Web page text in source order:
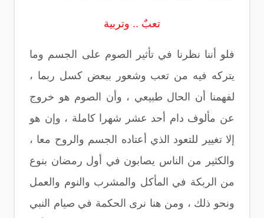
تعبٌ .. وتربية
فلو أننا نظرنا في تأثير الصوم على الجسم وما
يتركه فيه من تعب وشعور ببعض كسل ربما ،
لفهمنا أن الحال طبيعي ، وأن الصوم هو خروج
عن مألوف دام أحد عشر شهرا كاملة ، وإن هو
إلا تغيير للتعود الذي أعتاده الجسم والروح معا ،
والكثير من الناس يصابون في أول رمضان بنوع
من الربكة في المأكل والمشرب والنوم والعمل
ونحو ذلك ، ومن هنا نرى الحكمة في صيام النبي